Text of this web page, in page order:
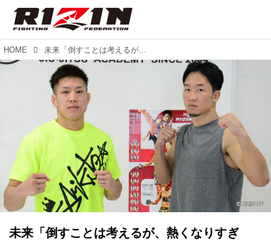
HOME 未来「倒すことは考えるが、熱くなりすぎず」白川「僕が沈めて引退させたろかな」RIZIN.25 朝倉未来&白川陸斗 公開練習
未来「倒すことは考えるが、熱くなりすぎ